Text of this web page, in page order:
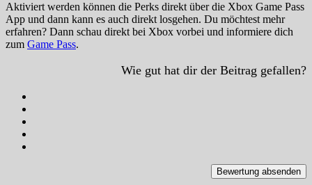
Aktiviert werden können die Perks direkt über die Xbox Game Pass
App und dann kann es auch direkt losgehen. Du möchtest mehr
erfahren? Dann schau direkt bei Xbox vorbei und informiere dich
zum Game Pass.
Wie gut hat dir der Beitrag gefallen?
Bewertung absenden